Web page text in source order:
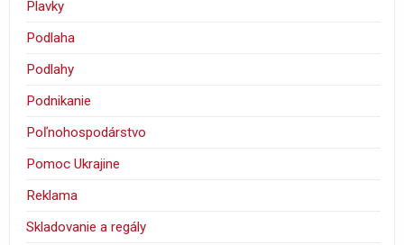
Plavky
Podlaha
Podlahy
Podnikanie
Poľnohospodárstvo
Pomoc Ukrajine
Reklama
Skladovanie a regály